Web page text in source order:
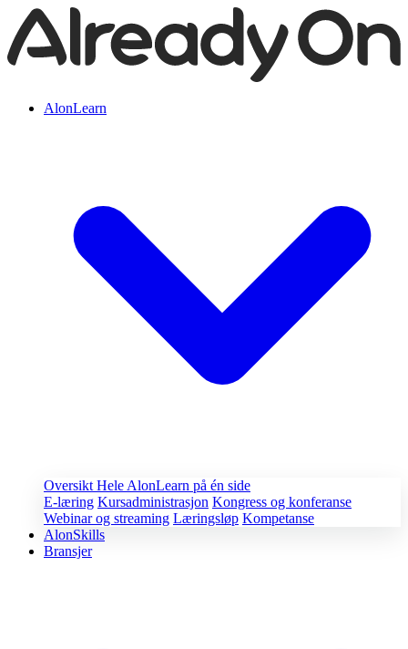
AlonLearn
Oversikt Hele AlonLearn på én side
E-læring Kursadministrasjon Kongress og konferanse
Webinar og streaming Læringsløp Kompetanse
AlonSkills
Bransjer